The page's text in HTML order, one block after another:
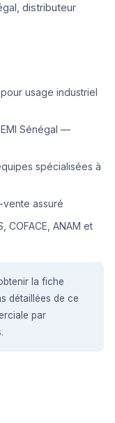
distributeur
usage industriel
Sénégal —
spécialisées à
assuré
COFACE, ANAM et
la fiche
détaillées de ce
par